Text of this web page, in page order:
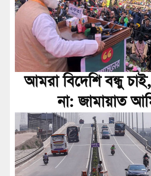
আমরা বিদেশি বন্ধু
না: জামায়াত